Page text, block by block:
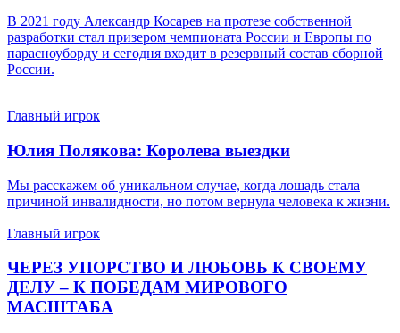
В 2021 году Александр Косарев на протезе собственной
разработки стал призером чемпионата России и Европы по
парасноуборду и сегодня входит в резервный состав сборной
России.
Главный игрок
Юлия Полякова: Королева выездки
Мы расскажем об уникальном случае, когда лошадь стала
причиной инвалидности, но потом вернула человека к жизни.
Главный игрок
ЧЕРЕЗ УПОРСТВО И ЛЮБОВЬ К СВОЕМУ
ДЕЛУ – К ПОБЕДАМ МИРОВОГО
МАСШТАБА